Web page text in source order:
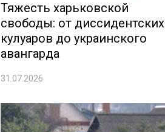
Тяжесть харьковской
свободы: от диссидентских
кулуаров до украинского
авангарда
31.07.2026